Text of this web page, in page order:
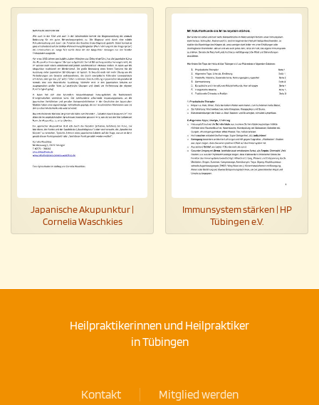
Japanische Akupunktur |
Cornelia Waschkies
Immunsystem stärken | HP
Tübingen e.V.
Heilpraktikerinnen und Heilpraktiker
in Tübingen
Kontakt Mitglied werden